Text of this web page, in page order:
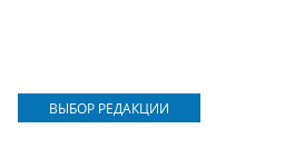
ВЫБОР РЕДАКЦИИ